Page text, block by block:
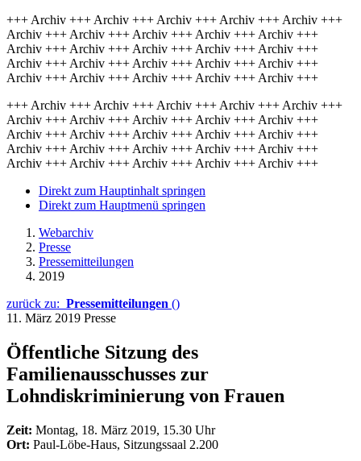
+++ Archiv +++ Archiv +++ Archiv +++ Archiv +++ Archiv +++
Archiv +++ Archiv +++ Archiv +++ Archiv +++ Archiv +++
Archiv +++ Archiv +++ Archiv +++ Archiv +++ Archiv +++
Archiv +++ Archiv +++ Archiv +++ Archiv +++ Archiv +++
Archiv +++ Archiv +++ Archiv +++ Archiv +++ Archiv +++
+++ Archiv +++ Archiv +++ Archiv +++ Archiv +++ Archiv +++
Archiv +++ Archiv +++ Archiv +++ Archiv +++ Archiv +++
Archiv +++ Archiv +++ Archiv +++ Archiv +++ Archiv +++
Archiv +++ Archiv +++ Archiv +++ Archiv +++ Archiv +++
Archiv +++ Archiv +++ Archiv +++ Archiv +++ Archiv +++
Direkt zum Hauptinhalt springen
Direkt zum Hauptmenü springen
Webarchiv
Presse
Pressemitteilungen
2019
zurück zu: Pressemitteilungen ()
11. März 2019 Presse
Öffentliche Sitzung des
Familienausschusses zur
Lohndiskriminierung von Frauen
Zeit: Montag, 18. März 2019, 15.30 Uhr
Ort: Paul-Löbe-Haus, Sitzungssaal 2.200